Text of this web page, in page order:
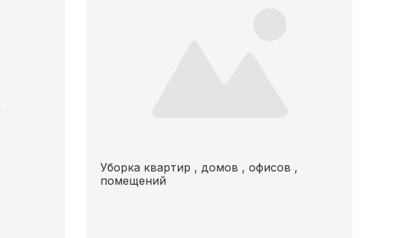
Уборка квартир , домов , офисов ,
помещений